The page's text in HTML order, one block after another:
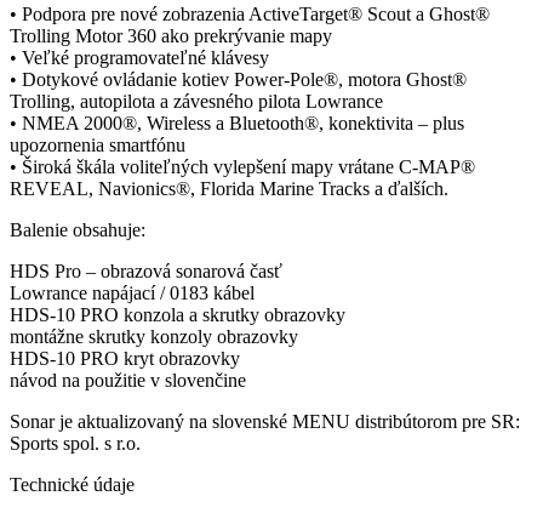
• Podpora pre nové zobrazenia ActiveTarget® Scout a Ghost®
Trolling Motor 360 ako prekrývanie mapy
• Veľké programovateľné klávesy
• Dotykové ovládanie kotiev Power-Pole®, motora Ghost®
Trolling, autopilota a závesného pilota Lowrance
• NMEA 2000®, Wireless a Bluetooth®, konektivita – plus
upozornenia smartfónu
• Široká škála voliteľných vylepšení mapy vrátane C-MAP®
REVEAL, Navionics®, Florida Marine Tracks a ďalších.
Balenie obsahuje:
HDS Pro – obrazová sonarová časť
Lowrance napájací / 0183 kábel
HDS-10 PRO konzola a skrutky obrazovky
montážne skrutky konzoly obrazovky
HDS-10 PRO kryt obrazovky
návod na použitie v slovenčine
Sonar je aktualizovaný na slovenské MENU distribútorom pre SR:
Sports spol. s r.o.
Technické údaje